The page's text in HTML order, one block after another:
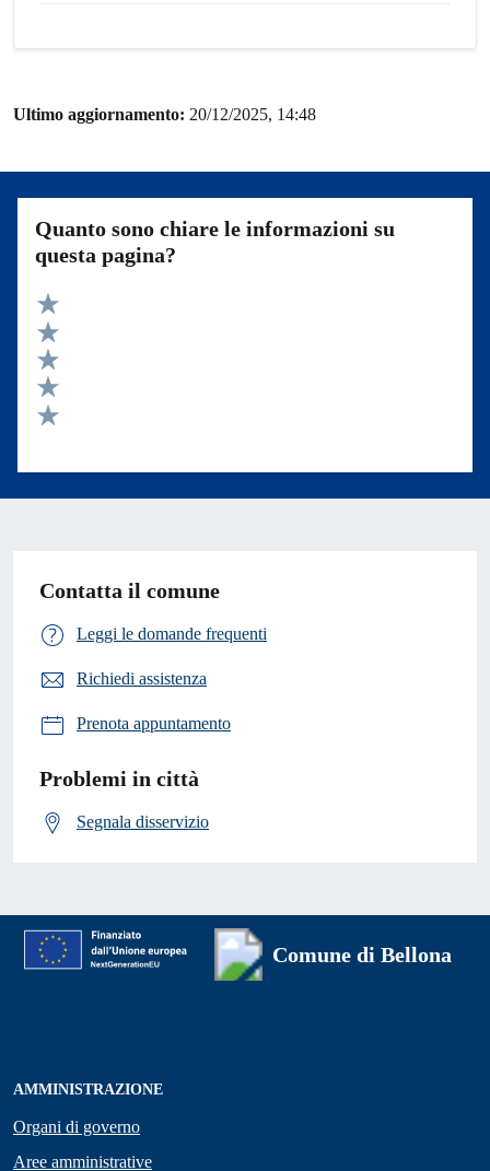
Ultimo aggiornamento: 20/12/2025, 14:48
Quanto sono chiare le informazioni su
questa pagina?
Valuta 5 stelle su 5
Valuta 4 stelle su 5
Valuta 3 stelle su 5
Valuta 2 stelle su 5
Contatta il comune
Leggi le domande frequenti
Richiedi assistenza
Prenota appuntamento
Problemi in città
Segnala disservizio
Comune di Bellona
AMMINISTRAZIONE
Organi di governo
Aree amministrative